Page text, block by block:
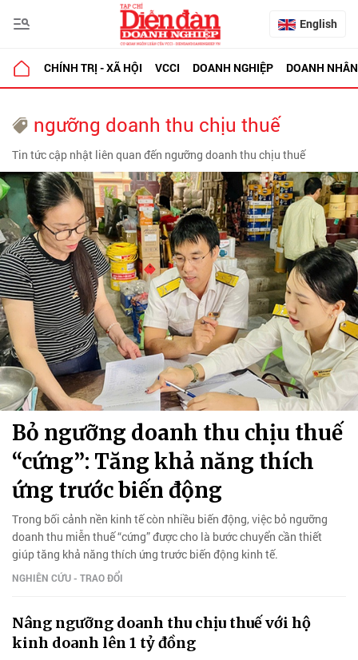
English
CHÍNH TRỊ - XÃ HỘI VCCI DOANH NGHIỆP DOANH NHÂN
ngưỡng doanh thu chịu thuế
Tin tức cập nhật liên quan đến ngưỡng doanh thu chịu thuế
Bỏ ngưỡng doanh thu chịu thuế
“cứng”: Tăng khả năng thích
ứng trước biến động
Trong bối cảnh nền kinh tế còn nhiều biến động, việc bỏ ngưỡng
doanh thu miễn thuế “cứng” được cho là bước chuyển cần thiết
giúp tăng khả năng thích ứng trước biến động kinh tế.
NGHIÊN CỨU - TRAO ĐỔI
Nâng ngưỡng doanh thu chịu thuế với hộ
kinh doanh lên 1 tỷ đồng